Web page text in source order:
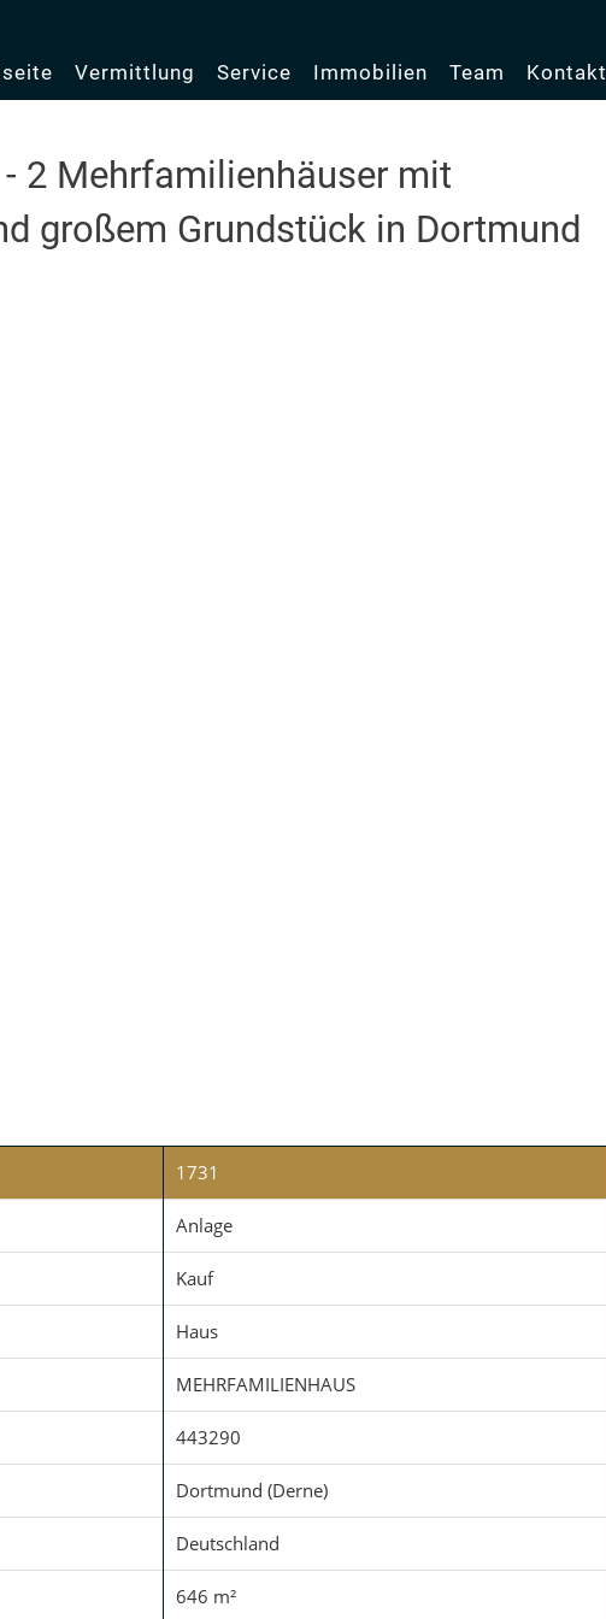
Vermittlung Service Immobilien Team Kontakt
2 Mehrfamilienhäuser mit
großem Grundstück in Dortmund
1731
Anlage
Kauf
Haus
MEHRFAMILIENHAUS
443290
Dortmund (Derne)
Deutschland
646 m²